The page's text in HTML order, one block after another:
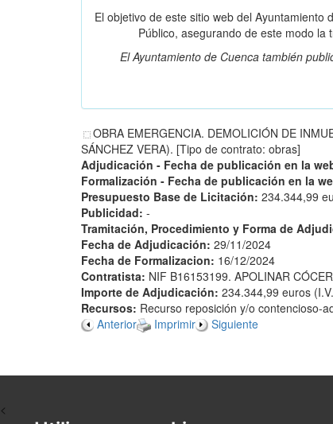
El objetivo de este sitio web del
Público, asegurando de este modo la
El Ayuntamiento de Cuenca también
OBRA EMERGENCIA. DEMOLICIÓN DE
SÁNCHEZ VERA). [Tipo de contrato: obras]
Adjudicación - Fecha de publicación en la
Formalización - Fecha de publicación en la
Presupuesto Base de Licitación: 234.344,99
Publicidad: -
Tramitación, Procedimiento y Forma de
Fecha de Adjudicación: 29/11/2024
Fecha de Formalizacion: 16/12/2024
Contratista: NIF B16153199. APOLINAR
Importe de Adjudicación: 234.344,99 euros
Recursos: Recurso reposición y/o contencioso-
Anterior
Imprimir Siguiente
<